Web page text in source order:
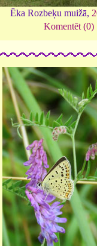
Ēka Rozbeķu muižā,
Komentēt (0)